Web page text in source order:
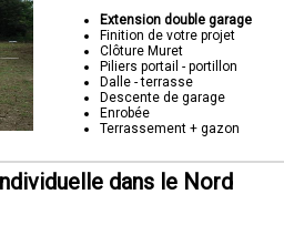
Extension double garage
Finition de votre projet
Clôture Muret
Piliers portail - portillon
Dalle - terrasse
Descente de garage
Enrobée
Terrassement + gazon
Socorebat est baséedans Ici_ville
dans le Nord